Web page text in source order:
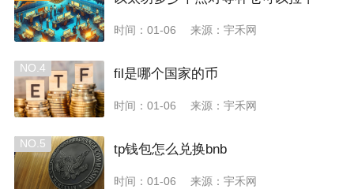
时间：01-06 来源：宇禾网
NO.4 fil是哪个国家的币
时间：01-06 来源：宇禾网
NO.5 tp钱包怎么兑换bnb
时间：01-06 来源：宇禾网